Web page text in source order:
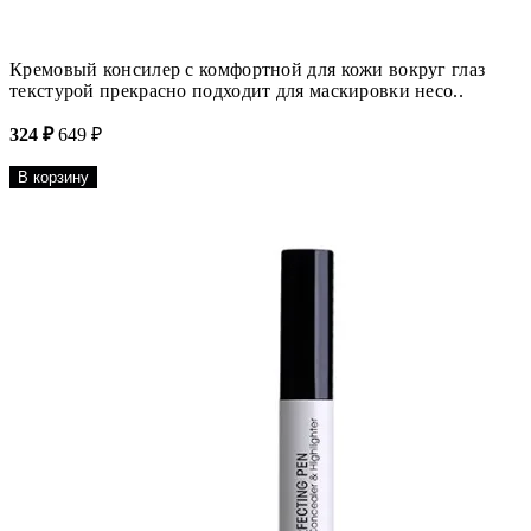
Кремовый консилер с комфортной для кожи вокруг глаз
текстурой прекрасно подходит для маскировки несо..
324 ₽ 649 ₽
В корзину